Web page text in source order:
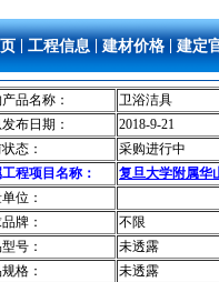
工程信息 建材价格 建定
品名称：
卫浴洁具
布日期：
2018-9-21
态：
采购进行中
程项目名称：
复旦大学附属华
位：
牌：
不限
号：
未透露
格：
未透露